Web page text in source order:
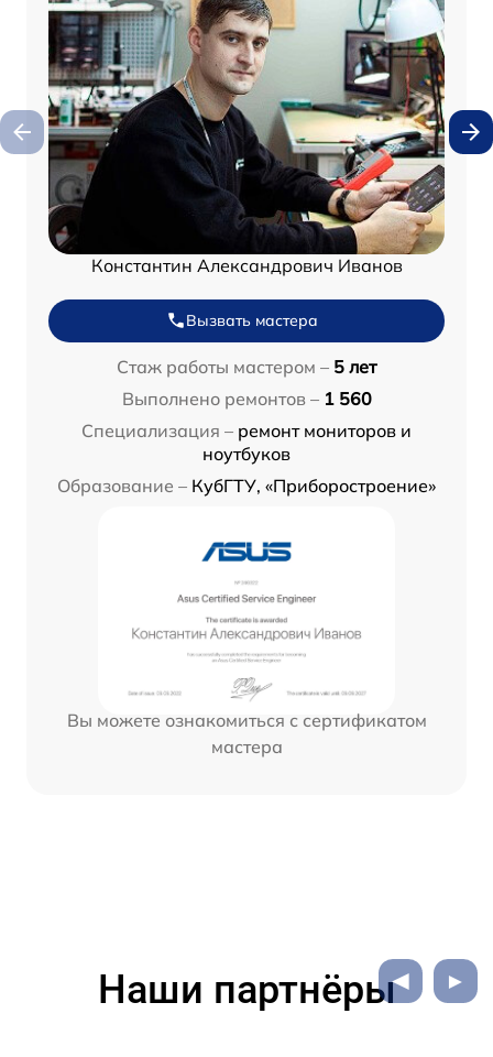
Константин Александрович Иванов
Вызвать мастера
Стаж работы мастером – 5 лет
Выполнено ремонтов – 1 560
Специализация – ремонт мониторов и
ноутбуков
Образование – КубГТУ, «Приборостроение»
Вы можете ознакомиться с сертификатом
мастера
Наши партнёры